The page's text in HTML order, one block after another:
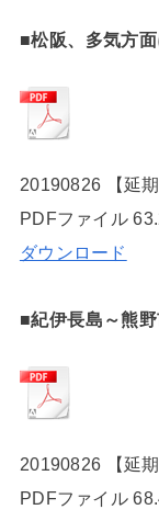
■松阪、多気方
20190826 【延
PDFファイル
ダウンロード
■紀伊長島～熊
20190826 【延
PDFファイル